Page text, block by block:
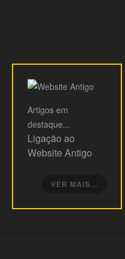
Artigos em
destaque...
Ligação ao
Website Antigo
VER MAIS...